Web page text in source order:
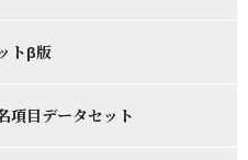
トβ版
項目データセット